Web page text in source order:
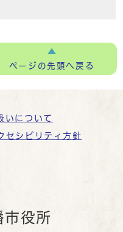
ページの先頭へ戻る
いについて
セシビリティ方針
市役所